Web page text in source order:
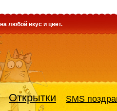
любой вкус и цвет.
Открытки SMS